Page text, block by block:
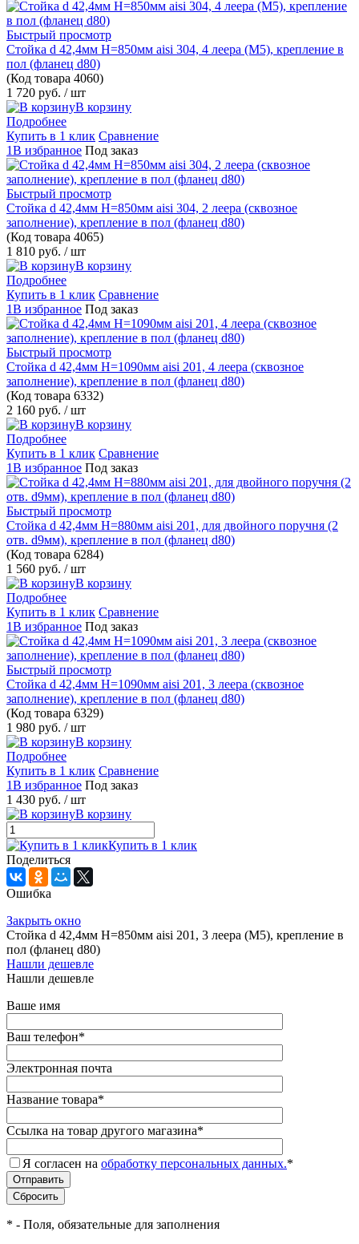
Быстрый просмотр
Стойка d 42,4мм H=850мм aisi 304, 4 леера (М5), крепление в
пол (фланец d80)
(Код товара 4060)
1 720 руб. / шт
В корзину
Подробнее
Купить в 1 клик Сравнение
1В избранное Под заказ
Быстрый просмотр
Стойка d 42,4мм H=850мм aisi 304, 2 леера (сквозное
заполнение), крепление в пол (фланец d80)
(Код товара 4065)
1 810 руб. / шт
В корзину
Подробнее
Купить в 1 клик Сравнение
1В избранное Под заказ
Быстрый просмотр
Стойка d 42,4мм H=1090мм aisi 201, 4 леера (сквозное
заполнение), крепление в пол (фланец d80)
(Код товара 6332)
2 160 руб. / шт
В корзину
Подробнее
Купить в 1 клик Сравнение
1В избранное Под заказ
Быстрый просмотр
Стойка d 42,4мм H=880мм aisi 201, для двойного поручня (2
отв. d9мм), крепление в пол (фланец d80)
(Код товара 6284)
1 560 руб. / шт
В корзину
Подробнее
Купить в 1 клик Сравнение
1В избранное Под заказ
Быстрый просмотр
Стойка d 42,4мм H=1090мм aisi 201, 3 леера (сквозное
заполнение), крепление в пол (фланец d80)
(Код товара 6329)
1 980 руб. / шт
В корзину
Подробнее
Купить в 1 клик Сравнение
1В избранное Под заказ
1 430 руб. / шт
В корзину
Купить в 1 клик
Поделиться
Ошибка
Закрыть окно
Стойка d 42,4мм H=850мм aisi 201, 3 леера (М5), крепление в
пол (фланец d80)
Нашли дешевле
Нашли дешевле
Ваше имя
Ваш телефон*
Электронная почта
Название товара*
Ссылка на товар другого магазина*
Я согласен на обработку персональных данных.*
* - Поля, обязательные для заполнения